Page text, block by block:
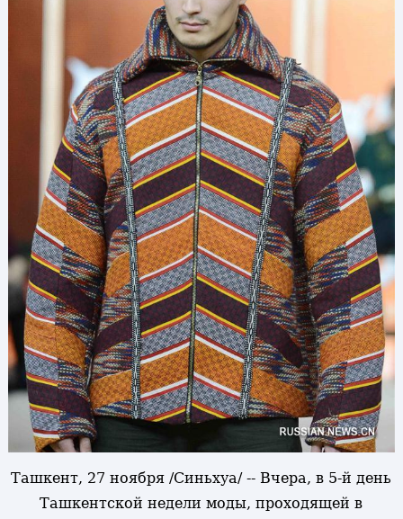
Ташкент, 27 ноября /Синьхуа/ -- Вчера, в 5-й день
Ташкентской недели моды, проходящей в